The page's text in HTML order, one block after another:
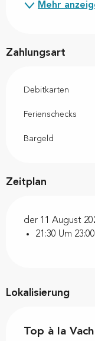
Mehr
Zahlungsart
Debitkarten
Ferienschecks
Bargeld
Zeitplan
der 11 August
21:30 Um 23:00
Lokalisierung
Top à la